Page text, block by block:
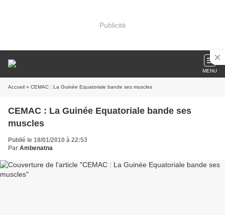
Publicité
MENU
Accueil » CEMAC : La Guinée Equatoriale bande ses muscles
CEMAC : La Guinée Equatoriale bande ses
muscles
Publié le 18/01/2010 à 22:53
Par Ambenatna